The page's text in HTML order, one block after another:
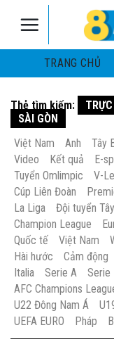
TRANG CHỦ
Thẻ tìm kiếm:
SÀI GÒN
Việt Nam
Anh Tây
Video
Kết quả E-
Tuyển Omlimpic
V-
Cúp Liên Đoàn
La Liga
Đội tuyển
Champion League
Quốc tế
Việt Nam
Hài hước
Cảm động
Italia
Serie A Serie
AFC Champions
U22 Đông Nam Á
UEFA EURO
Pháp